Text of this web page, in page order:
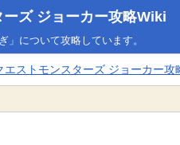
ーズ ジョーカー攻略Wiki
」について攻略しています。
エストモンスターズ ジョーカー攻